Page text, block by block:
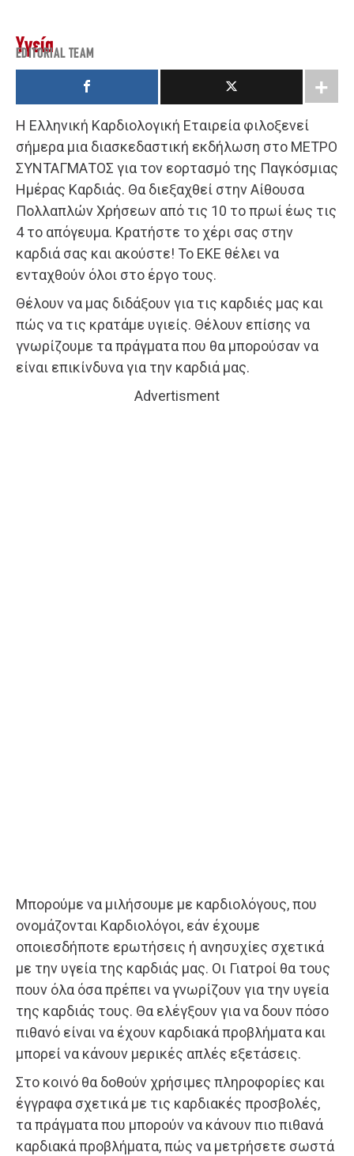
Υγεία
EDITORIAL TEAM
Η Ελληνική Καρδιολογική Εταιρεία φιλοξενεί
σήμερα μια διασκεδαστική εκδήλωση στο ΜΕΤΡΟ
ΣΥΝΤΑΓΜΑΤΟΣ για τον εορτασμό της Παγκόσμιας
Ημέρας Καρδιάς. Θα διεξαχθεί στην Αίθουσα
Πολλαπλών Χρήσεων από τις 10 το πρωί έως τις
4 το απόγευμα. Κρατήστε το χέρι σας στην
καρδιά σας και ακούστε! Το ΕΚΕ θέλει να
ενταχθούν όλοι στο έργο τους.
Θέλουν να μας διδάξουν για τις καρδιές μας και
πώς να τις κρατάμε υγιείς. Θέλουν επίσης να
γνωρίζουμε τα πράγματα που θα μπορούσαν να
είναι επικίνδυνα για την καρδιά μας.
Advertisment
Μπορούμε να μιλήσουμε με καρδιολόγους, που
ονομάζονται Καρδιολόγοι, εάν έχουμε
οποιεσδήποτε ερωτήσεις ή ανησυχίες σχετικά
με την υγεία της καρδιάς μας. Οι Γιατροί θα τους
πουν όλα όσα πρέπει να γνωρίζουν για την υγεία
της καρδιάς τους. Θα ελέγξουν για να δουν πόσο
πιθανό είναι να έχουν καρδιακά προβλήματα και
μπορεί να κάνουν μερικές απλές εξετάσεις.
Στο κοινό θα δοθούν χρήσιμες πληροφορίες και
έγγραφα σχετικά με τις καρδιακές προσβολές,
τα πράγματα που μπορούν να κάνουν πιο πιθανά
καρδιακά προβλήματα, πώς να μετρήσετε σωστά